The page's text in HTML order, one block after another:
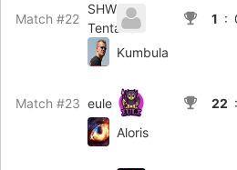
Match #22
SHW-
Tentakel
1 :
Kumbula
Match #23 eule 22
Aloris